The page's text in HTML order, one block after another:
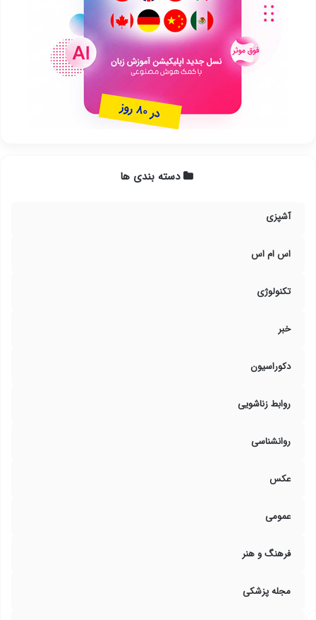
دسته بندی ها
آشپزی
اس ام اس
تکنولوژی
خبر
دکوراسیون
روابط زناشویی
روانشناسی
عکس
عمومی
فرهنگ و هنر
مجله پزشکی